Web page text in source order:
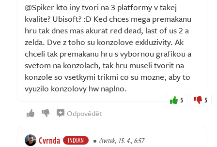
@Spiker kto iny tvori na 3 platformy v takej
kvalite? Ubisoft? :D Ked chces mega premakanu
hru tak dnes mas akurat red dead, last of us 2 a
zelda. Dve z toho su konzolove exkluzivity. Ak
chceli tak premakanu hru s vybornou grafikou a
svetom na konzolach, tak hru museli tvorit na
konzole so vsetkymi trikmi co su mozne, aby to
vyuzilo konzolovy hw naplno.
5 5
Odpovědět
Cvrnda INDIAN čtvrtek, 15. 4., 6:57